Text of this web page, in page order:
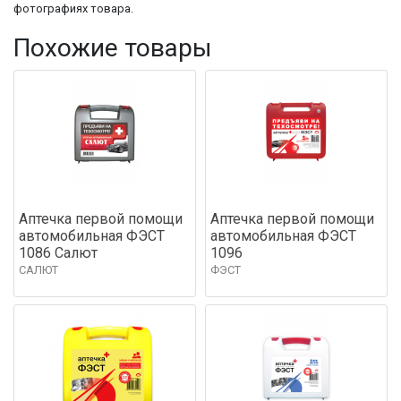
фотографиях товара.
Похожие товары
Аптечка первой помощи
автомобильная ФЭСТ
1086 Салют
САЛЮТ
Аптечка первой помощи
автомобильная ФЭСТ
1096
ФЭСТ